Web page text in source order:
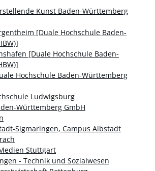
Kunst Baden-Württemberg
[Duale Hochschule Baden-
[Duale Hochschule Baden-
Hochschule Baden-Württemberg
Ludwigsburg
Württemberg GmbH
Sigmaringen, Campus Albstadt
Stuttgart
- Technik und Sozialwesen